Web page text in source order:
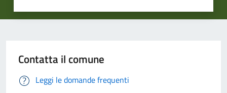
Contatta il comune
Leggi le domande frequenti